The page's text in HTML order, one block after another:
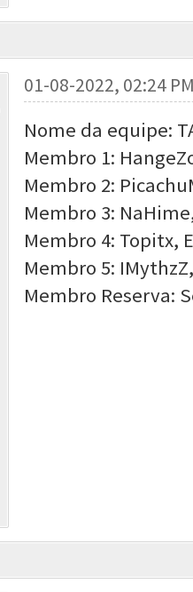
01-08-2022, 02:24
Nome da equipe:
Membro 1:
Membro 2:
Membro 3:
Membro 4: Topitx,
Membro 5:
Membro Reserva: